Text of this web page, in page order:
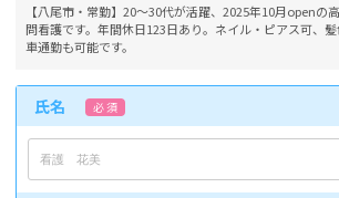
【八尾市・常勤】20～30代が活躍、2025年10月openの
問看護です。年間休日123日あり。ネイル・ピアス可、髪
車通勤も可能です。
氏名 必 須